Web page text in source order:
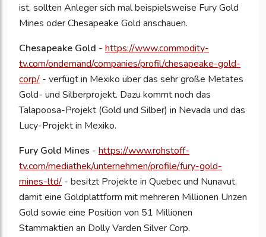
ist, sollten Anleger sich mal beispielsweise Fury Gold
Mines oder Chesapeake Gold anschauen.
Chesapeake Gold - https://www.commodity-
tv.com/ondemand/companies/profil/chesapeake-gold-
corp/ - verfügt in Mexiko über das sehr große Metates
Gold- und Silberprojekt. Dazu kommt noch das
Talapoosa-Projekt (Gold und Silber) in Nevada und das
Lucy-Projekt in Mexiko.
Fury Gold Mines - https://www.rohstoff-
tv.com/mediathek/unternehmen/profile/fury-gold-
mines-ltd/ - besitzt Projekte in Quebec und Nunavut,
damit eine Goldplattform mit mehreren Millionen Unzen
Gold sowie eine Position von 51 Millionen
Stammaktien an Dolly Varden Silver Corp.